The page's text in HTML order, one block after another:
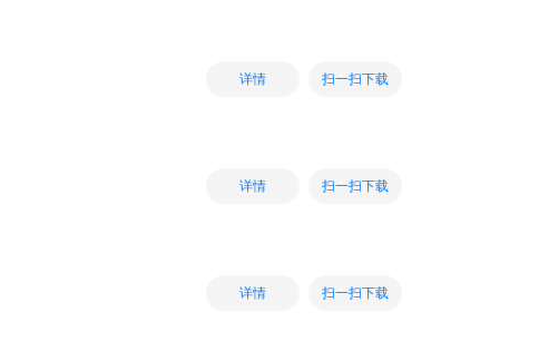
详情 扫一扫下载
详情 扫一扫下载
详情 扫一扫下载